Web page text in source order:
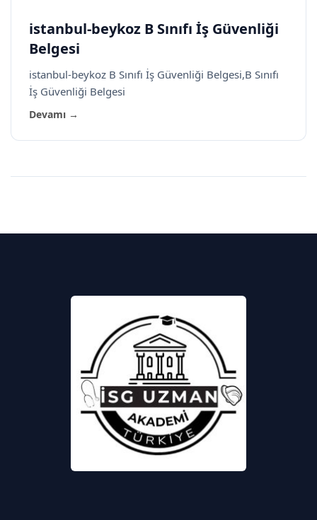
istanbul-beykoz B Sınıfı İş Güvenliği
Belgesi
istanbul-beykoz B Sınıfı İş Güvenliği Belgesi,B Sınıfı
İş Güvenliği Belgesi
Devamı →